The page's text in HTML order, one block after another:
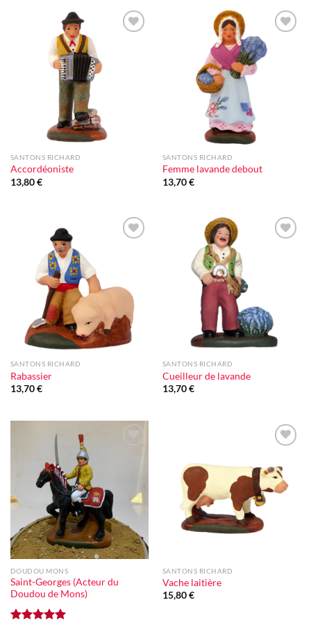
SANTONS RICHARD
Accordéoniste
13,80€
à la liste
SANTONS RICHARD
Femme lavande debout
13,70€
SANTONS RICHARD
Rabassier
13,70€
SANTONS RICHARD
Cueilleur de lavande
13,70€
DOUDOU MONS
Saint-Georges (Acteur du
Doudou de Mons)
à la liste
d'envie
SANTONS RICHARD
Vache laitière
15,80€